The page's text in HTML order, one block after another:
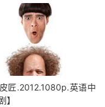
匠.2012.1080p.英语中
】